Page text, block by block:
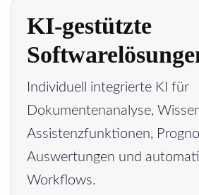
KI-gestützte
Individuell integrierte KI für
Dokumentenanalyse,
Assistenzfunktionen,
Auswertungen und
Workflows.